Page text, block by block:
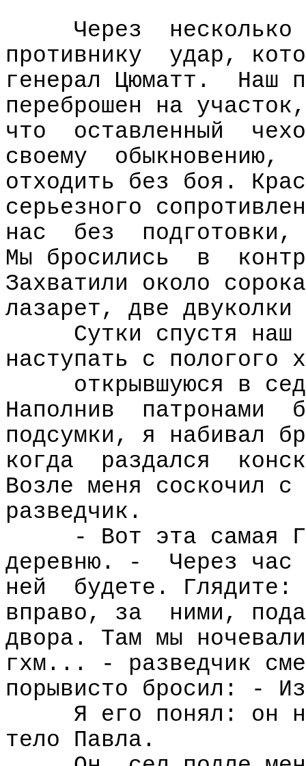
Через
несколько
противнику
удар,
генерал Цюматт.
Наш
переброшен на
что
оставленный
своему
обыкновению,
отходить без боя.
серьезного
нас
без
подготовки,
Мы бросились
в
Захватили около
лазарет, две
Сутки спустя наш
наступать с пологого
открывшуюся в
Наполнив
патронами
подсумки, я набивал
когда
раздался
Возле меня соскочил с
разведчик.
- Вот эта самая
деревню. -
Через час
ней
будете. Глядите:
вправо, за
ними,
двора. Там мы
гхм... - разведчик
порывисто бросил: -
Я его понял: он
тело Павла.